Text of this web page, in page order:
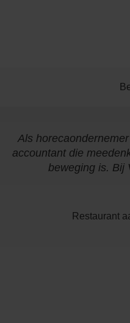
Als
accountant die
beweging is. Bij
Restaurant